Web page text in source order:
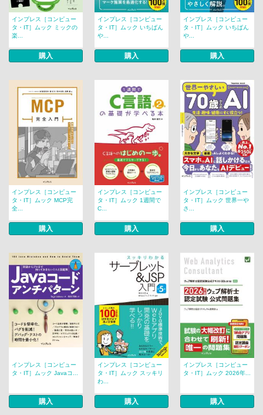
インプレス［コンピュー
タ・IT］ムック ミックの
楽...
購入
インプレス［コンピュー
タ・IT］ムック いちばん
や...
購入
インプレス［コンピュー
タ・IT］ムック いちばん
や...
購入
インプレス［コンピュー
タ・IT］ムック MCP完
全...
購入
インプレス［コンピュー
タ・IT］ムック 1週間で
C...
購入
インプレス［コンピュー
タ・IT］ムック 世界一や
さ...
購入
インプレス［コンピュー
タ・IT］ムック Javaコ...
購入
インプレス［コンピュー
タ・IT］ムック スッキリ
わ...
購入
インプレス［コンピュー
タ・IT］ムック 2026年...
購入